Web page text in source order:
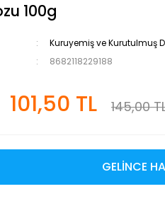
100g
Kuruyemiş ve Kurutulmuş
8682118229188
101,50 TL 145,00
GELİNCE